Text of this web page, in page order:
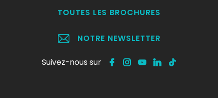
TOUTES LES BROCHURES
NOTRE NEWSLETTER
Suivez-nous sur